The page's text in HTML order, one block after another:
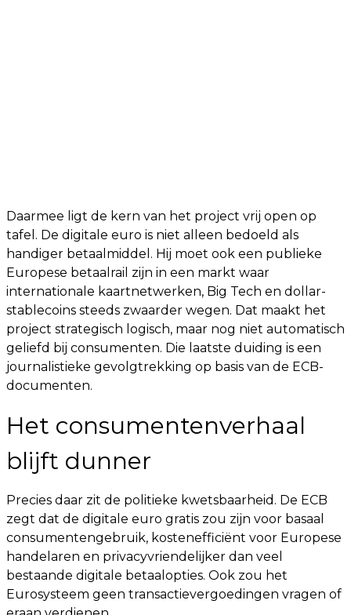
Daarmee ligt de kern van het project vrij open op
tafel. De digitale euro is niet alleen bedoeld als
handiger betaalmiddel. Hij moet ook een publieke
Europese betaalrail zijn in een markt waar
internationale kaartnetwerken, Big Tech en dollar-
stablecoins steeds zwaarder wegen. Dat maakt het
project strategisch logisch, maar nog niet automatisch
geliefd bij consumenten. Die laatste duiding is een
journalistieke gevolgtrekking op basis van de ECB-
documenten.
Het consumentenverhaal
blijft dunner
Precies daar zit de politieke kwetsbaarheid. De ECB
zegt dat de digitale euro gratis zou zijn voor basaal
consumentengebruik, kostenefficiënt voor Europese
handelaren en privacyvriendelijker dan veel
bestaande digitale betaalopties. Ook zou het
Eurosysteem geen transactievergoedingen vragen of